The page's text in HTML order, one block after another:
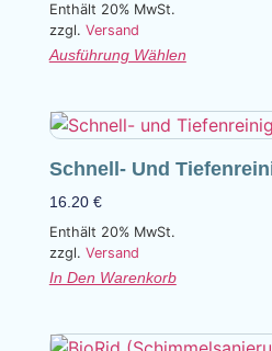
Enthält 20% MwSt.
zzgl. Versand
Ausführung Wählen
Schnell- Und
16.20 €
Enthält 20% MwSt.
zzgl. Versand
In Den Warenkorb